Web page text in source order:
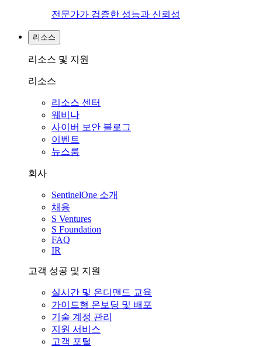
전문가가 검증한 성능과 신뢰성
리소스
리소스 및 지원
리소스
리소스 센터
웨비나
사이버 보안 블로그
이벤트
뉴스룸
회사
SentinelOne 소개
채용
S Ventures
S Foundation
FAQ
IR
고객 성공 및 지원
실시간 및 온디맨드 교육
가이드형 온보딩 및 배포
기술 계정 관리
지원 서비스
고객 포털